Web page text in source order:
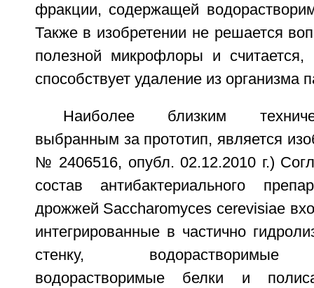
фракции, содержащей
Также в изобретении не решается
полезной микрофлоры и считается,
способствует удаление из организма
Наиболее близким
выбранным за прототип, является
№ 2406516, опубл. 02.12.2010 г.)
состав антибактериального
дрожжей Saccharomyces cerevisiae
интегрированные в частично
стенку, водорастворимые
водорастворимые белки и